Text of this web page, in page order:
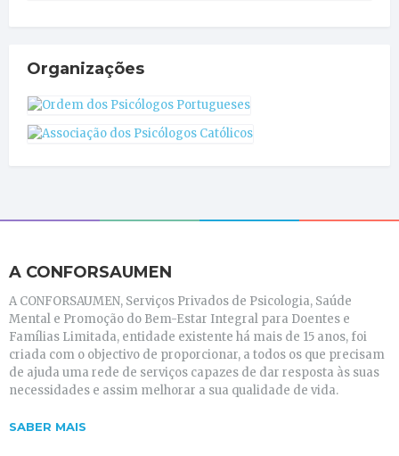
Organizações
A CONFORSAUMEN
A CONFORSAUMEN, Serviços Privados de Psicologia, Saúde
Mental e Promoção do Bem-Estar Integral para Doentes e
Famílias Limitada, entidade existente há mais de 15 anos, foi
criada com o objectivo de proporcionar, a todos os que precisam
de ajuda uma rede de serviços capazes de dar resposta às suas
necessidades e assim melhorar a sua qualidade de vida.
SABER MAIS